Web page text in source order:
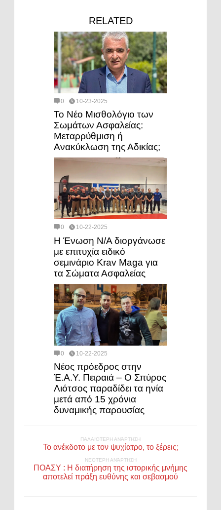
RELATED
0 10-23-2025
Το Νέο Μισθολόγιο των
Σωμάτων Ασφαλείας:
Μεταρρύθμιση ή
Ανακύκλωση της Αδικίας;
0 10-22-2025
Η Ένωση Ν/Α διοργάνωσε
με επιτυχία ειδικό
σεμινάριο Krav Maga για
τα Σώματα Ασφαλείας
0 10-22-2025
Νέος πρόεδρος στην
Έ.Α.Υ. Πειραιά – Ο Σπύρος
Λιότσος παραδίδει τα ηνία
μετά από 15 χρόνια
δυναμικής παρουσίας
ΠΑΛΑΙΌΤΕΡΗ ΑΝΆΡΤΗΣΗ
Το ανέκδοτο με τον ψυχίατρο, το ξέρεις;
ΝΕΌΤΕΡΗ ΑΝΆΡΤΗΣΗ
ΠΟΑΣΥ : Η διατήρηση της ιστορικής μνήμης
αποτελεί πράξη ευθύνης και σεβασμού